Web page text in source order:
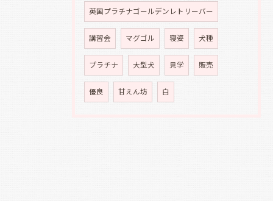
英国プラチナゴールデンレトリーバー
講習会 マグゴル 寝姿 犬種
プラチナ 大型犬 見学 販売
優良 甘えん坊 白